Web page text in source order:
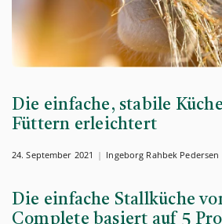
Die einfache, stabile
Füttern erleichtert
24. September 2021 Ingeborg Rahbek Pedersen
Die einfache Stallküche
Complete basiert auf 5